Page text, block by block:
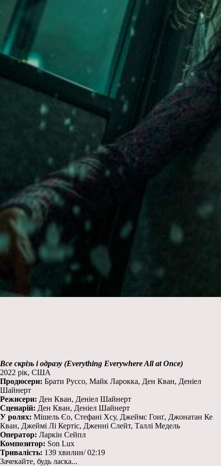
Все скрізь і одразу (Everything Everywhere All at Once)
2022 рік, США
Продюсери: Брати Руссо, Майк Ларокка, Ден Кван, Деніел
Шайнерт
Режисери: Ден Кван, Деніел Шайнерт
Сценарій: Ден Кван, Деніел Шайнерт
У ролях: Мішель Єо, Стефані Хсу, Джеймс Гонґ, Джонатан Ке
Кван, Джеймі Лі Кертіс, Дженні Слейт, Таллі Медель
Оператор: Ларкін Сейпл
Композитор: Son Lux
Тривалість: 139 хвилин/ 02:19
Зачекайте, будь ласка...